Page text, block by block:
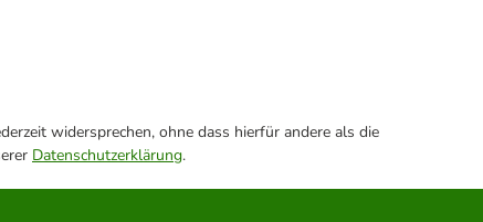
widersprechen, ohne dass hierfür andere als die
Datenschutzerklärung.